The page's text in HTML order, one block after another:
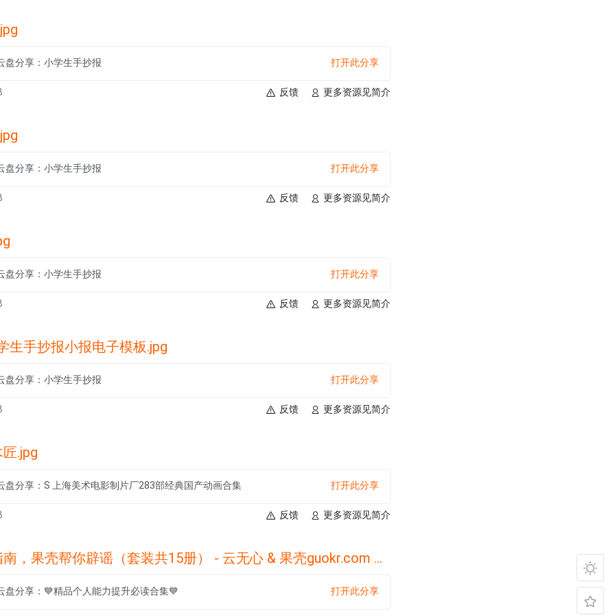
盘分享：小学生手抄报 打开此分享
更多资源见简介
反馈
盘分享：小学生手抄报 打开此分享
更多资源见简介
反馈
盘分享：小学生手抄报 打开此分享
更多资源见简介
反馈
生手抄报小报电子模板.jpg
盘分享：小学生手抄报 打开此分享
更多资源见简介
反馈
.jpg
盘分享：S 上海美术电影制片厂283部经典国产动画合集 打开此分享
更多资源见简介
反馈
帮你辟谣（套装共15册） - 云无心 & 果壳guokr.com & 科学松鼠会 & 果壳 & 史军 & 小庄 & 薄三郎 著.jpg
盘分享：💙精品个人能力提升必读合集💙 打开此分享